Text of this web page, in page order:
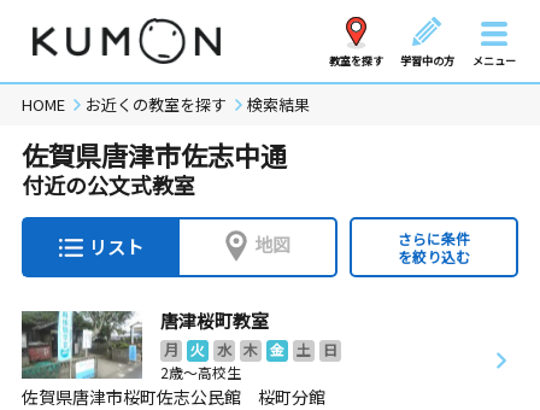
教室を探す 学習中の方 メニュー
HOME お近くの教室を探す 検索結果
佐賀県唐津市佐志中通
付近の公文式教室
リスト 地図
さらに条件
を絞り込む
唐津桜町教室
月 火 水 木 金 土
日
2歳～高校生
佐賀県唐津市桜町佐志公民館 桜町分館